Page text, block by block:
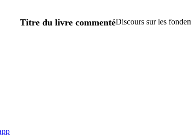
Titre du livre commentéDiscours sur les